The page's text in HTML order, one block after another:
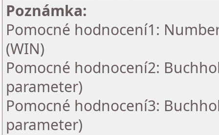
Poznámka:
Pomocné hodnocení1:
(WIN)
Pomocné hodnocení2:
parameter)
Pomocné hodnocení3:
parameter)